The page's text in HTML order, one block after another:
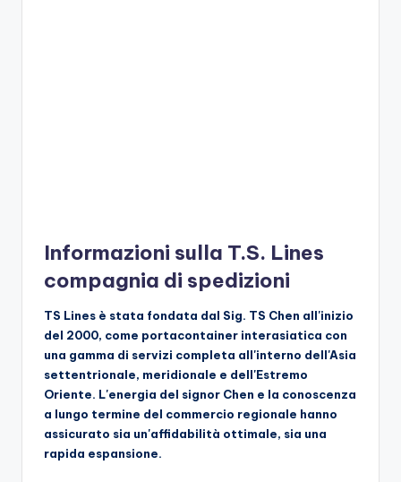
Informazioni sulla T.S. Lines
compagnia di spedizioni
TS Lines è stata fondata dal Sig. TS Chen all'inizio
del 2000, come portacontainer interasiatica con
una gamma di servizi completa all'interno dell'Asia
settentrionale, meridionale e dell'Estremo
Oriente. L'energia del signor Chen e la conoscenza
a lungo termine del commercio regionale hanno
assicurato sia un'affidabilità ottimale, sia una
rapida espansione.